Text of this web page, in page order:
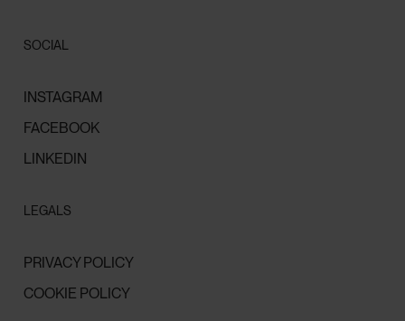
SOCIAL
INSTAGRAM
FACEBOOK
LINKEDIN
LEGALS
PRIVACY POLICY
COOKIE POLICY